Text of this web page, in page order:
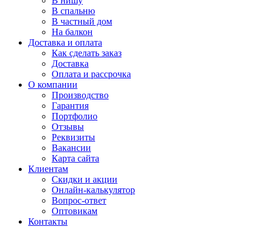
В спальню
В частный дом
На балкон
Доставка и оплата
Как сделать заказ
Доставка
Оплата и рассрочка
О компании
Производство
Гарантия
Портфолио
Отзывы
Реквизиты
Вакансии
Карта сайта
Клиентам
Скидки и акции
Онлайн-калькулятор
Вопрос-ответ
Оптовикам
Контакты